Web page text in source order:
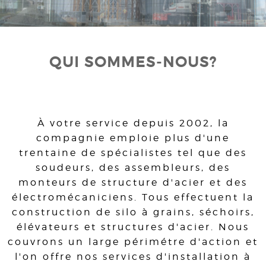
QUI SOMMES-NOUS?
À votre service depuis 2002, la
compagnie emploie plus d'une
trentaine de spécialistes tel que des
soudeurs, des assembleurs, des
monteurs de structure d'acier et des
électromécaniciens. Tous effectuent la
construction de silo à grains, séchoirs,
élévateurs et structures d'acier. Nous
couvrons un large périmétre d'action et
l'on offre nos services d'installation à